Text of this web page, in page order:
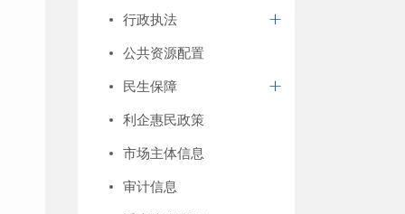
行政执法
公共资源配置
民生保障
利企惠民政策
市场主体信息
审计信息